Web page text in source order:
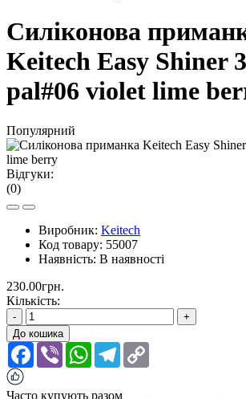
Силіконова
Keitech Easy Shiner
pal#06 violet lime
Популярний
Відгуки:
(0)
Виробник: Keitech
Код товару: 55007
Наявність: В наявності
230.00грн.
Кількість:
-
+
До кошика
Facebook
Viber WhatsApp
Telegram
Часто купують разом